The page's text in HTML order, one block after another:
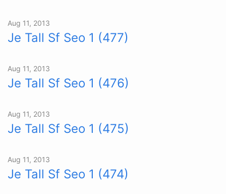
Aug 11, 2013
Je Tall Sf Seo 1 (477)
Aug 11, 2013
Je Tall Sf Seo 1 (476)
Aug 11, 2013
Je Tall Sf Seo 1 (475)
Aug 11, 2013
Je Tall Sf Seo 1 (474)